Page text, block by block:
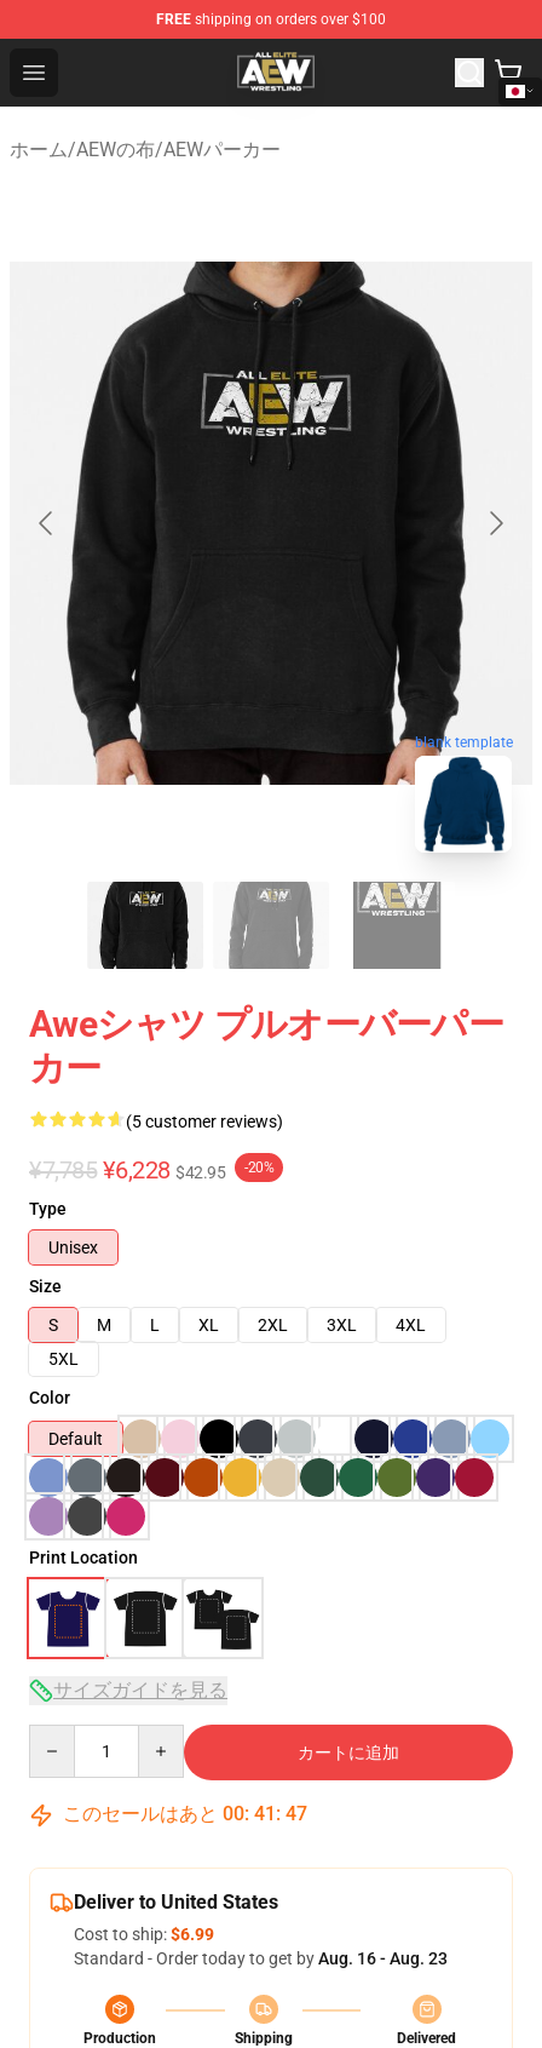
FREE shipping on orders over $100
Open menu
Aew Shop ⚡️ Official Aew Merchandise Store
ホーム/AEWの布/AEWパーカー
blank template
Aweシャツ プルオーバーパー
カー
(5 customer reviews)
¥7,785 ¥6,228 $42.95 -20%
Type
Unisex
Size
S
M L XL 2XL 3XL
4XL
5XL
Color
Default
Print Location
サイズガイドを見る
カートに追加
このセールはあと 00: 41 : 46
Deliver to United States
Cost to ship:$6.99
Standard - Order today to get byAug. 16 - Aug. 23
Production
Shipping
Delivered